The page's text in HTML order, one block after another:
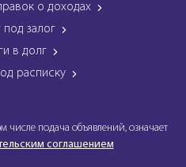
о доходах
под залог
в долг
расписку
числе подача объявлений, означает
соглашением